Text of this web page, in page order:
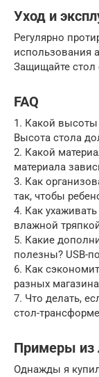
Уход и
Регулярно
использования
Защищайте стол
FAQ
1. Какой
Высота стола
2. Какой
материала
3. Как
так, чтобы
4. Как
влажной
5. Какие
полезны? USB-
6. Как
разных
7. Что делать,
стол-
Примеры из
Однажды я